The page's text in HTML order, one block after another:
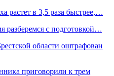
растет в 3,5 раза быстрее,…
разберемся с подготовкой…
области оштрафован
приговорили к трем